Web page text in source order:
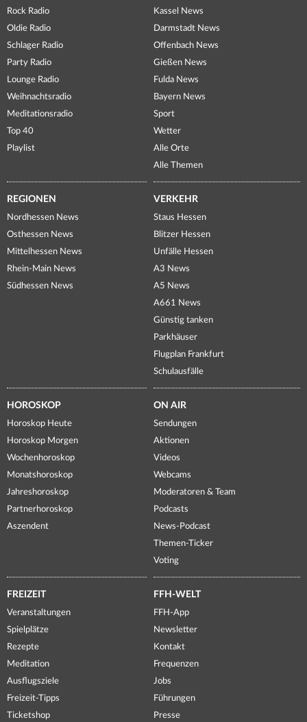
Rock Radio
Oldie Radio
Schlager Radio
Party Radio
Lounge Radio
Weihnachtsradio
Meditationsradio
Top 40
Playlist
Kassel News
Darmstadt News
Offenbach News
Gießen News
Fulda News
Bayern News
Sport
Wetter
Alle Orte
Alle Themen
REGIONEN
Nordhessen News
Osthessen News
Mittelhessen News
Rhein-Main News
Südhessen News
VERKEHR
Staus Hessen
Blitzer Hessen
Unfälle Hessen
A3 News
A5 News
A661 News
Günstig tanken
Parkhäuser
Flugplan Frankfurt
Schulausfälle
HOROSKOP
Horoskop Heute
Horoskop Morgen
Wochenhoroskop
Monatshoroskop
Jahreshoroskop
Partnerhoroskop
Aszendent
ON AIR
Sendungen
Aktionen
Videos
Webcams
Moderatoren & Team
Podcasts
News-Podcast
Themen-Ticker
Voting
FREIZEIT
Veranstaltungen
Spielplätze
Rezepte
Meditation
Ausflugsziele
Freizeit-Tipps
Ticketshop
FFH-WELT
FFH-App
Newsletter
Kontakt
Frequenzen
Jobs
Führungen
Presse